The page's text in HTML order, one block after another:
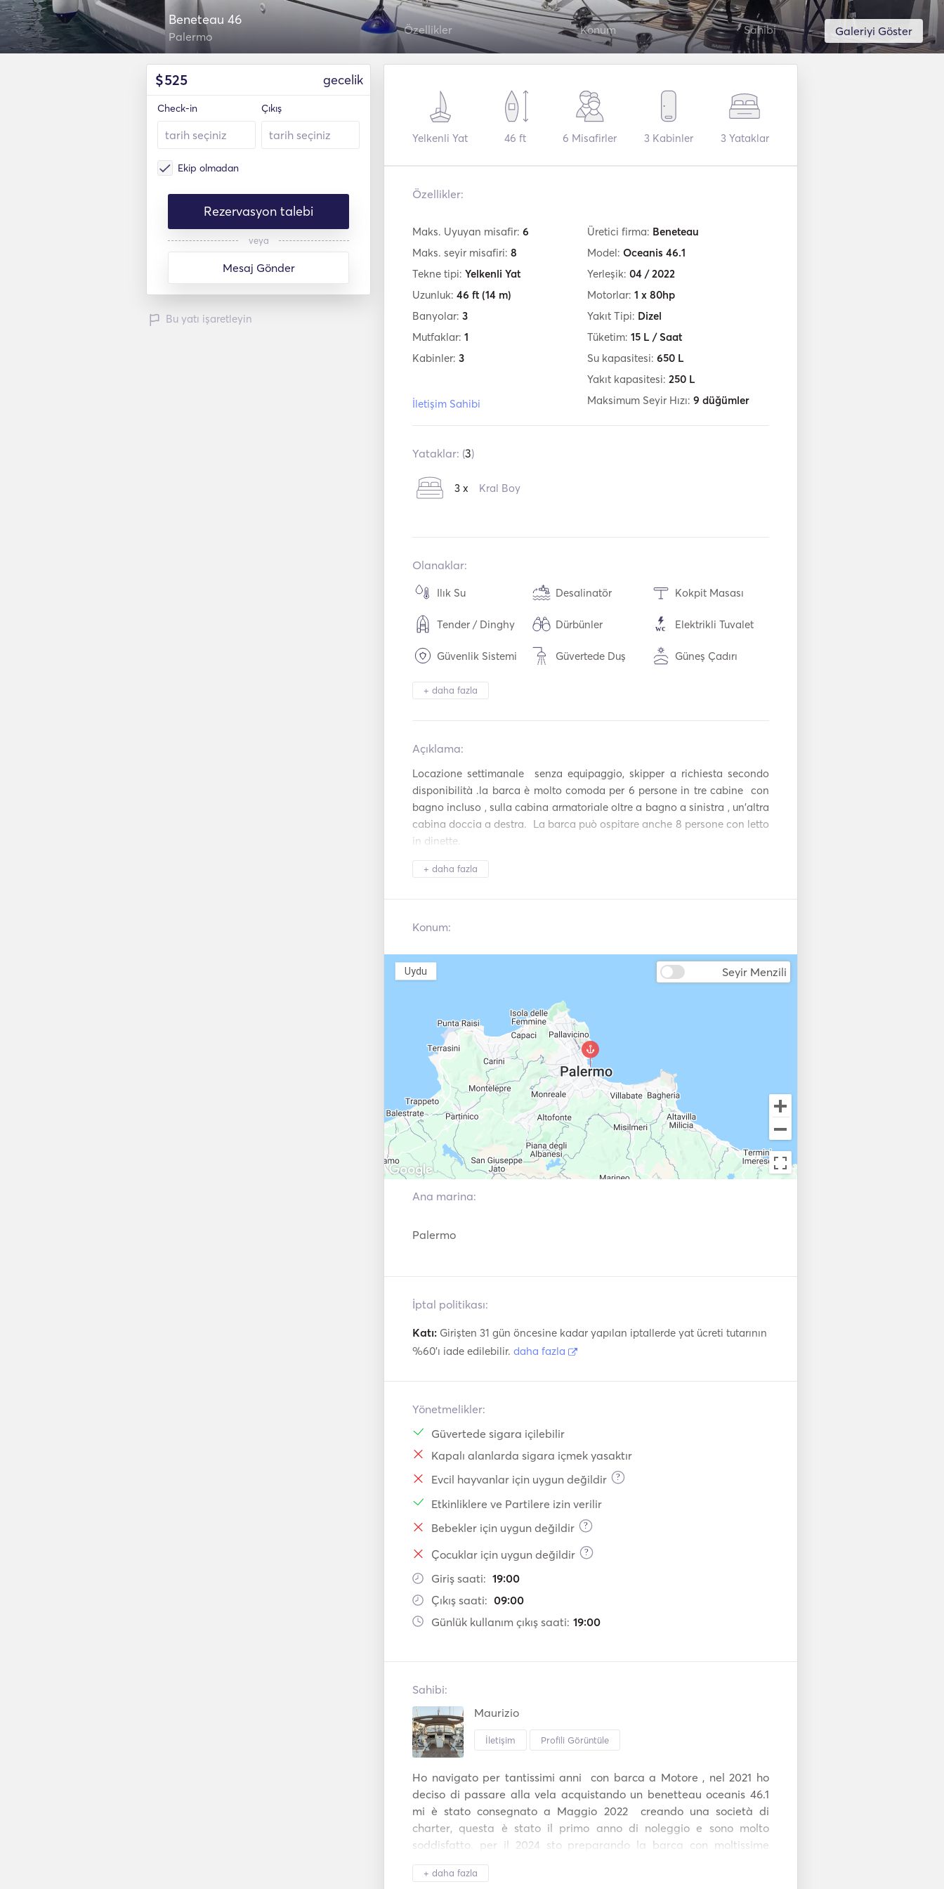
Galeriyi Göster
Beneteau 46
Palermo Özellikler Konum Sahibi
$525 gecelik
Check-in Çıkış
Ekip olmadan
Rezervasyon talebi
veya
Mesaj Gönder
Bu yatı işaretleyin
Yelkenli Yat 46 ft 6 Misafirler 3 Kabinler 3 Yataklar
Özellikler:
Maks. Uyuyan misafir: 6
Maks. seyir misafiri: 8
Tekne tipi: Yelkenli Yat
Uzunluk: 46 ft (14 m)
Banyolar: 3
Mutfaklar: 1
Kabinler: 3
İletişim Sahibi
Üretici firma: Beneteau
Model: Oceanis 46.1
Yerleşik: 04 / 2022
Motorlar: 1 x 80hp
Yakıt Tipi: Dizel
Tüketim: 15 L / Saat
Su kapasitesi: 650 L
Yakıt kapasitesi: 250 L
Maksimum Seyir Hızı: 9 düğümler
Yataklar: (3)
3 x Kral Boy
Olanaklar:
Ilık Su Desalinatör Kokpit Masası
Tender / Dinghy Dürbünler Elektrikli Tuvalet
Güvenlik Sistemi Güvertede Duş Güneş Çadırı
Meşale Işığı
Çatal Bıçak /
Kahve Makinesi TV WiFi
Aux Bağlantısı USB Bağlantısı
Mp3 Çalar / Radyo
/ CD
Olta Çubuğu Pruva Pervanesi Elektrikli Çapa
El Tipi Yangın
Can yelekleri
Navigasyon
Sistemi
Dıştan Takma
Motor
VHF
Çamurluklar Balık Bulucu
Otomatik Yangın
Söndürme Sistemi
+ daha fazla
Açıklama:
Locazione settimanale  senza equipaggio, skipper a richiesta secondo
disponibilità .la barca è molto comoda per 6 persone in tre cabine  con
bagno incluso , sulla cabina armatoriale oltre a bagno a sinistra , un'altra
cabina doccia a destra.  La barca può ospitare anche 8 persone con letto
in dinette.
+ daha fazla
Konum:
Seyir Menzili
Uydu
Ana marina:
Palermo
İptal politikası:
Katı: Girişten 31 gün öncesine kadar yapılan iptallerde yat ücreti tutarının
%60'ı iade edilebilir. daha fazla
Yönetmelikler:
Güvertede sigara içilebilir
Kapalı alanlarda sigara içmek yasaktır
Evcil hayvanlar için uygun değildir
?
Etkinliklere ve Partilere izin verilir
Bebekler için uygun değildir
?
Çocuklar için uygun değildir ?
Giriş saati: 19:00
Çıkış saati: 09:00
Günlük kullanım çıkış saati: 19:00
Sahibi:
Maurizio
İletişim Profili Görüntüle
Ho navigato per tantissimi anni  con barca a Motore , nel 2021 ho
deciso di passare alla vela acquistando un benetteau oceanis 46.1
mi è stato consegnato a Maggio 2022  creando una società di
charter, questa è stato il primo anno di noleggio e sono molto
soddisfatto. per il 2024 sto preparando la barca con moltissime
mondo.
+ daha fazla